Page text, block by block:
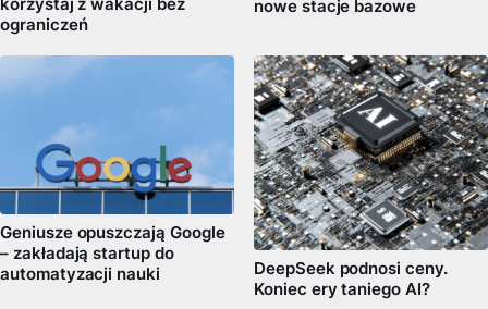
korzystaj z wakacji bez
ograniczeń
nowe stacje bazowe
Geniusze opuszczają Google
– zakładają startup do
automatyzacji nauki
DeepSeek podnosi ceny.
Koniec ery taniego AI?